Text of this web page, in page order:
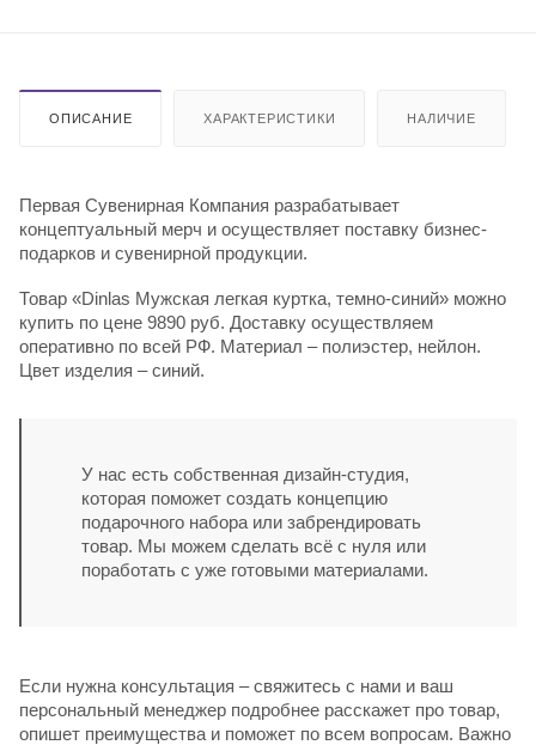
ОПИСАНИЕ ХАРАКТЕРИСТИКИ НАЛИЧИЕ
Первая Сувенирная Компания разрабатывает
концептуальный мерч и осуществляет поставку бизнес-
подарков и сувенирной продукции.
Товар «Dinlas Мужская легкая куртка, темно-синий» можно
купить по цене 9890 руб. Доставку осуществляем
оперативно по всей РФ. Материал – полиэстер, нейлон.
Цвет изделия – синий.
У нас есть собственная дизайн-студия,
которая поможет создать концепцию
подарочного набора или забрендировать
товар. Мы можем сделать всё с нуля или
поработать с уже готовыми материалами.
Если нужна консультация – свяжитесь с нами и ваш
персональный менеджер подробнее расскажет про товар,
опишет преимущества и поможет по всем вопросам. Важно